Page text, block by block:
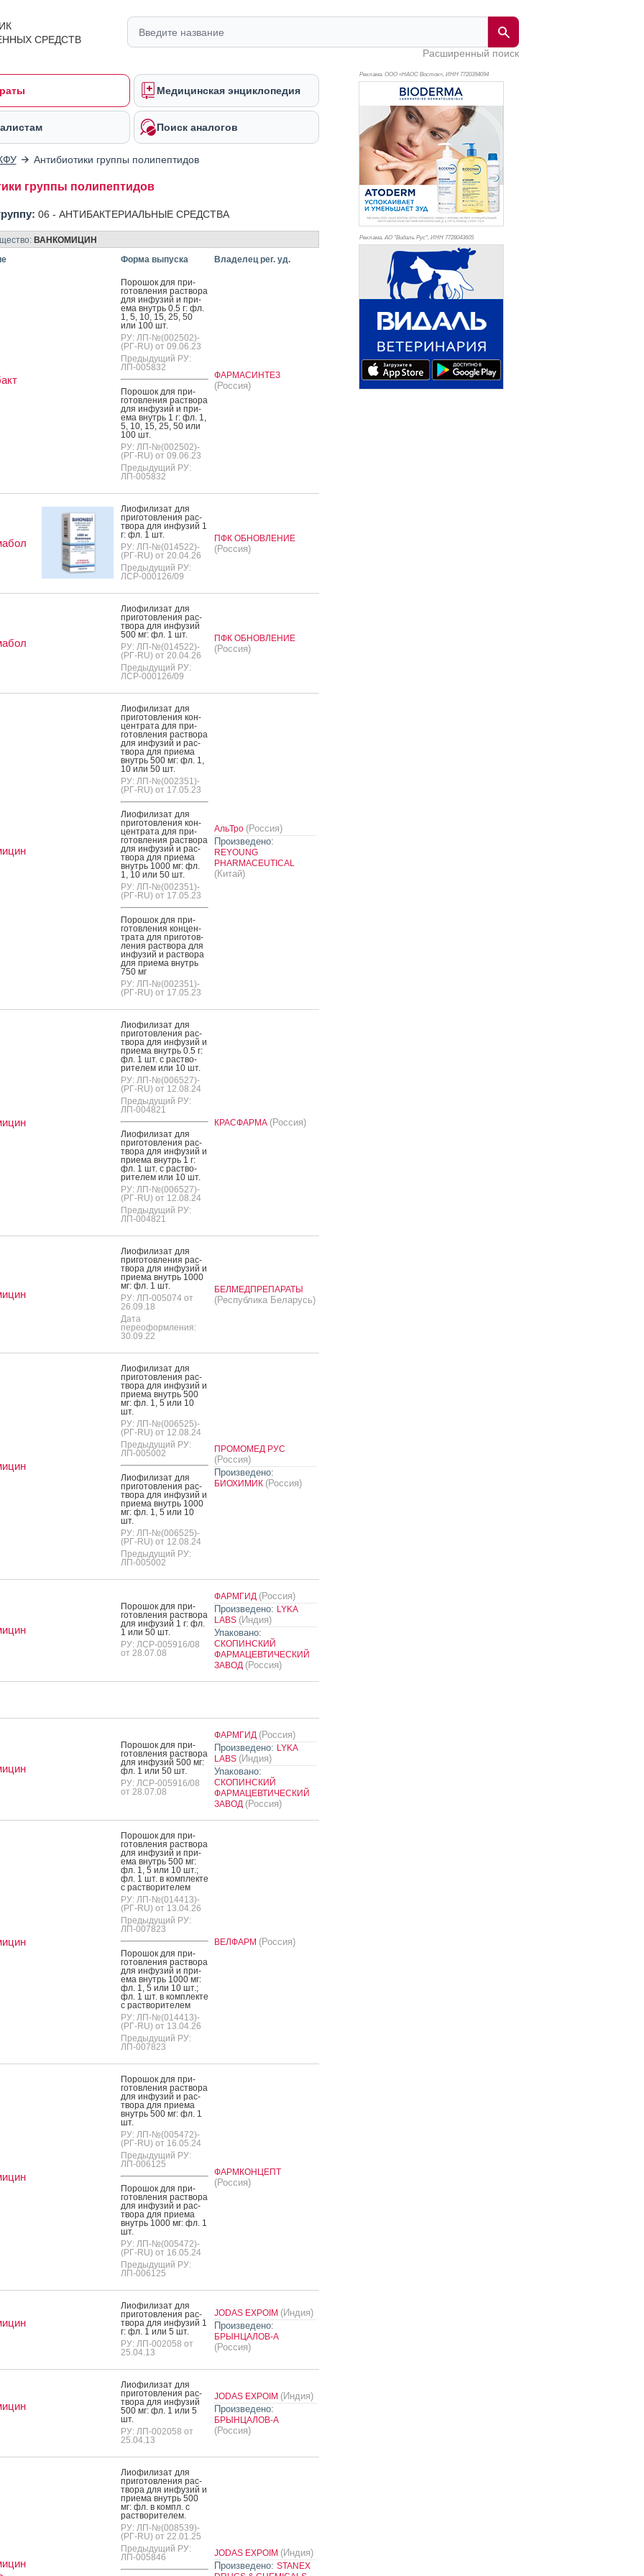
СРЕДСТВ
Расширенный поиск
Медицинская энциклопедия
Поиск аналогов
Антибиотики группы полипептидов
группы полипептидов
06 - АНТИБАКТЕРИАЛЬНЫЕ СРЕДСТВА
ВАНКОМИЦИН
Форма выпуска Владелец рег. уд.
По­рошок для при­
готов­ле­ния рас­тво­ра
для ин­фу­зий и при­
ема внутрь 0.5 г: фл.
1, 5, 10, 15, 25, 50
или 100 шт.
РУ: ЛП-№(002502)-
(РГ-RU) от 09.06.23
Предыдущий РУ:
ЛП-005832
По­рошок для при­
готов­ле­ния рас­тво­ра
для ин­фу­зий и при­
ема внутрь 1 г: фл. 1,
5, 10, 15, 25, 50 или
100 шт.
РУ: ЛП-№(002502)-
(РГ-RU) от 09.06.23
Предыдущий РУ:
ЛП-005832
ФАРМАСИНТЕЗ
(Россия)
Ли­офи­лизат для
при­готов­ле­ния рас­
тво­ра для ин­фу­зий 1
г: фл. 1 шт.
РУ: ЛП-№(014522)-
(РГ-RU) от 20.04.26
Предыдущий РУ:
ЛСР-000126/09
ПФК ОБНОВЛЕНИЕ
(Россия)
Ли­офи­лизат для
при­готов­ле­ния рас­
тво­ра для ин­фу­зий
500 мг: фл. 1 шт.
РУ: ЛП-№(014522)-
(РГ-RU) от 20.04.26
Предыдущий РУ:
ЛСР-000126/09
ПФК ОБНОВЛЕНИЕ
(Россия)
Ли­офи­лизат для
при­готов­ле­ния кон­
цен­тра­та для при­
готов­ле­ния рас­тво­ра
для ин­фу­зий и рас­
тво­ра для при­ема
внутрь 500 мг: фл. 1,
10 или 50 шт.
РУ: ЛП-№(002351)-
(РГ-RU) от 17.05.23
Ли­офи­лизат для
при­готов­ле­ния кон­
цен­тра­та для при­
готов­ле­ния рас­тво­ра
для ин­фу­зий и рас­
тво­ра для при­ема
внутрь 1000 мг: фл.
1, 10 или 50 шт.
РУ: ЛП-№(002351)-
(РГ-RU) от 17.05.23
По­рошок для при­
готов­ле­ния кон­цен­
тра­та для при­готов­
ле­ния рас­тво­ра для
ин­фу­зий и рас­тво­ра
для при­ема внутрь
750 мг
РУ: ЛП-№(002351)-
(РГ-RU) от 17.05.23
АльТро (Россия)
Произведено:
REYOUNG
PHARMACEUTICAL
(Китай)
Ли­офи­лизат для
при­готов­ле­ния рас­
тво­ра для ин­фу­зий и
при­ема внутрь 0.5 г:
фл. 1 шт. с рас­тво­
рите­лем или 10 шт.
РУ: ЛП-№(006527)-
(РГ-RU) от 12.08.24
Предыдущий РУ:
ЛП-004821
Ли­офи­лизат для
при­готов­ле­ния рас­
тво­ра для ин­фу­зий и
при­ема внутрь 1 г:
фл. 1 шт. с рас­тво­
рите­лем или 10 шт.
РУ: ЛП-№(006527)-
(РГ-RU) от 12.08.24
Предыдущий РУ:
ЛП-004821
КРАСФАРМА (Россия)
Ли­офи­лизат для
при­готов­ле­ния рас­
тво­ра для ин­фу­зий и
при­ема внутрь 1000
мг: фл. 1 шт.
РУ: ЛП-005074 от
26.09.18
Дата
переоформления:
30.09.22
БЕЛМЕДПРЕПАРАТЫ
(Республика Беларусь)
Ли­офи­лизат для
при­готов­ле­ния рас­
тво­ра для ин­фу­зий и
при­ема внутрь 500
мг: фл. 1, 5 или 10
шт.
РУ: ЛП-№(006525)-
(РГ-RU) от 12.08.24
Предыдущий РУ:
ЛП-005002
Ли­офи­лизат для
при­готов­ле­ния рас­
тво­ра для ин­фу­зий и
при­ема внутрь 1000
мг: фл. 1, 5 или 10
шт.
РУ: ЛП-№(006525)-
(РГ-RU) от 12.08.24
Предыдущий РУ:
ЛП-005002
ПРОМОМЕД РУС
(Россия)
Произведено:
БИОХИМИК (Россия)
По­рошок для при­
готов­ле­ния рас­тво­ра
для ин­фу­зий 1 г: фл.
1 или 50 шт.
РУ: ЛСР-005916/08
от 28.07.08
ФАРМГИД (Россия)
Произведено: LYKA
LABS (Индия)
Упаковано:
СКОПИНСКИЙ
ФАРМАЦЕВТИЧЕСКИЙ
ЗАВОД (Россия)
По­рошок для при­
готов­ле­ния рас­тво­ра
для ин­фу­зий 500 мг:
фл. 1 или 50 шт.
РУ: ЛСР-005916/08
от 28.07.08
ФАРМГИД (Россия)
Произведено: LYKA
LABS (Индия)
Упаковано:
СКОПИНСКИЙ
ФАРМАЦЕВТИЧЕСКИЙ
ЗАВОД (Россия)
По­рошок для при­
готов­ле­ния рас­тво­ра
для ин­фу­зий и при­
ема внутрь 500 мг:
фл. 1, 5 или 10 шт.;
фл. 1 шт. в ком­плек­те
с рас­тво­рите­лем
РУ: ЛП-№(014413)-
(РГ-RU) от 13.04.26
Предыдущий РУ:
ЛП-007823
По­рошок для при­
готов­ле­ния рас­тво­ра
для ин­фу­зий и при­
ема внутрь 1000 мг:
фл. 1, 5 или 10 шт.;
фл. 1 шт. в ком­плек­те
с рас­тво­рите­лем
РУ: ЛП-№(014413)-
(РГ-RU) от 13.04.26
Предыдущий РУ:
ЛП-007823
ВЕЛФАРМ (Россия)
По­рошок для при­
готов­ле­ния рас­тво­ра
для ин­фу­зий и рас­
тво­ра для при­ема
внутрь 500 мг: фл. 1
шт.
РУ: ЛП-№(005472)-
(РГ-RU) от 16.05.24
Предыдущий РУ:
ЛП-006125
По­рошок для при­
готов­ле­ния рас­тво­ра
для ин­фу­зий и рас­
тво­ра для при­ема
внутрь 1000 мг: фл. 1
шт.
РУ: ЛП-№(005472)-
(РГ-RU) от 16.05.24
Предыдущий РУ:
ЛП-006125
ФАРМКОНЦЕПТ
(Россия)
Ли­офи­лизат для
при­готов­ле­ния рас­
тво­ра для ин­фу­зий 1
г: фл. 1 или 5 шт.
РУ: ЛП-002058 от
25.04.13
JODAS EXPOIM (Индия)
Произведено:
БРЫНЦАЛОВ-А
(Россия)
Ли­офи­лизат для
при­готов­ле­ния рас­
тво­ра для ин­фу­зий
500 мг: фл. 1 или 5
шт.
РУ: ЛП-002058 от
25.04.13
JODAS EXPOIM (Индия)
Произведено:
БРЫНЦАЛОВ-А
(Россия)
Ли­офи­лизат для
при­готов­ле­ния рас­
тво­ра для ин­фу­зий и
при­ема внутрь 500
мг: фл. в компл. с
рас­тво­рите­лем.
РУ: ЛП-№(008539)-
(РГ-RU) от 22.01.25
Предыдущий РУ:
ЛП-005846
JODAS EXPOIM (Индия)
Произведено: STANEX
Реклама. ООО «НАОС Восток», ИНН 7720394094
Реклама. АО "Видаль Рус", ИНН 7728043605